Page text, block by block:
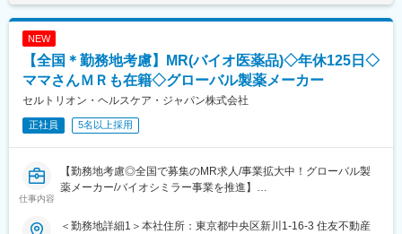
規開院も計画しています。今後は既存のクリニック以外に対して
も積極的にコンサルティング事業を展開する予定です。
者数は220万人を突破。より多くの患者・薬局に利用されるサー
ビスへと成長を続けています。
・PdM、エンジニア、QA、セールス、CSなど関係者との調整
・進行管理、スケジュール管理、マイルストーン管理
・リリースに向けた関係者調整、情報整理
・開発プロセス、チケット管理、リリース運用等の継続的な改善
NEW
【全国＊勤務地考慮】MR(バイオ医薬品)◇年休125日◇
ママさんＭＲも在籍◇グローバル製薬メーカー
セルトリオン・ヘルスケア・ジャパン株式会社
正社員 5名以上採用
仕事内容
【勤務地考慮◎全国で募集のMR求人/事業拡大中！グローバル製
薬メーカー/バイオシミラー事業を推進】
バイオ医薬品を開発・製造する総合ヘルスケアグループの日本法
＜勤務地詳細1＞本社住所：東京都中央区新川1-16-3 住友不動産